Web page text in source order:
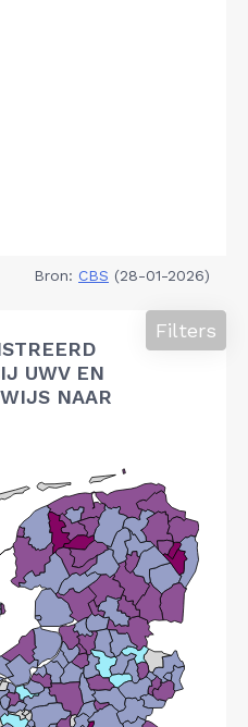
Bron: CBS (28-01-2026)
UWV EN
NAAR
Filters